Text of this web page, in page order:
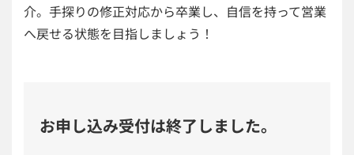
介。手探りの修正対応から卒業し、自信を持って営業
へ戻せる状態を目指しましょう！
お申し込み受付は終了しました。